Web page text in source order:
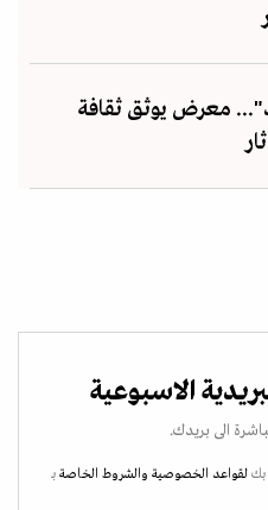
معرض يوثق ثقافة
الاسبوعية
الى بريدك.
بك لقواعد الخصوصية والشروط الخاصة بـ